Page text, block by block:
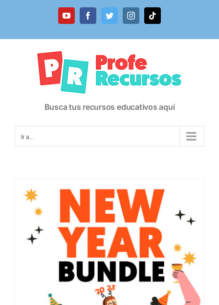
YouTubeFacebookTwitterInstagramTiktok
Busca tus recursos educativos aquí
Ir a...